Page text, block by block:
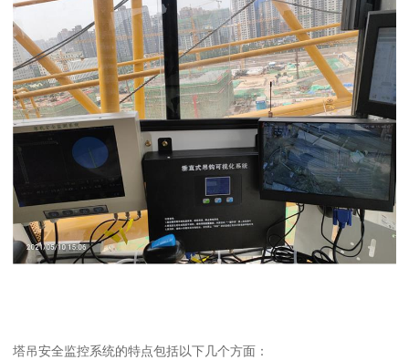
塔吊安全监控系统的特点包括以下几个方面：